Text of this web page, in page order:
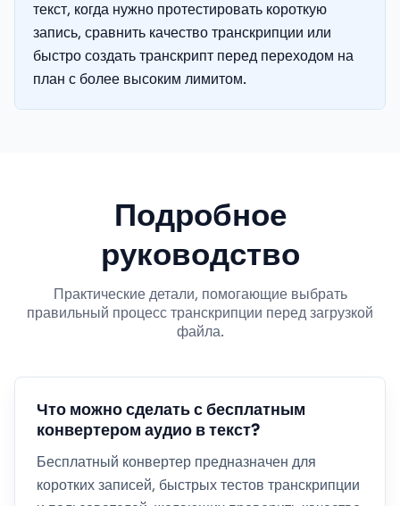
текст, когда нужно протестировать короткую
запись, сравнить качество транскрипции или
быстро создать транскрипт перед переходом на
план с более высоким лимитом.
Подробное
руководство
Практические детали, помогающие выбрать
правильный процесс транскрипции перед загрузкой
файла.
Что можно сделать с бесплатным
конвертером аудио в текст?
Бесплатный конвертер предназначен для
коротких записей, быстрых тестов транскрипции